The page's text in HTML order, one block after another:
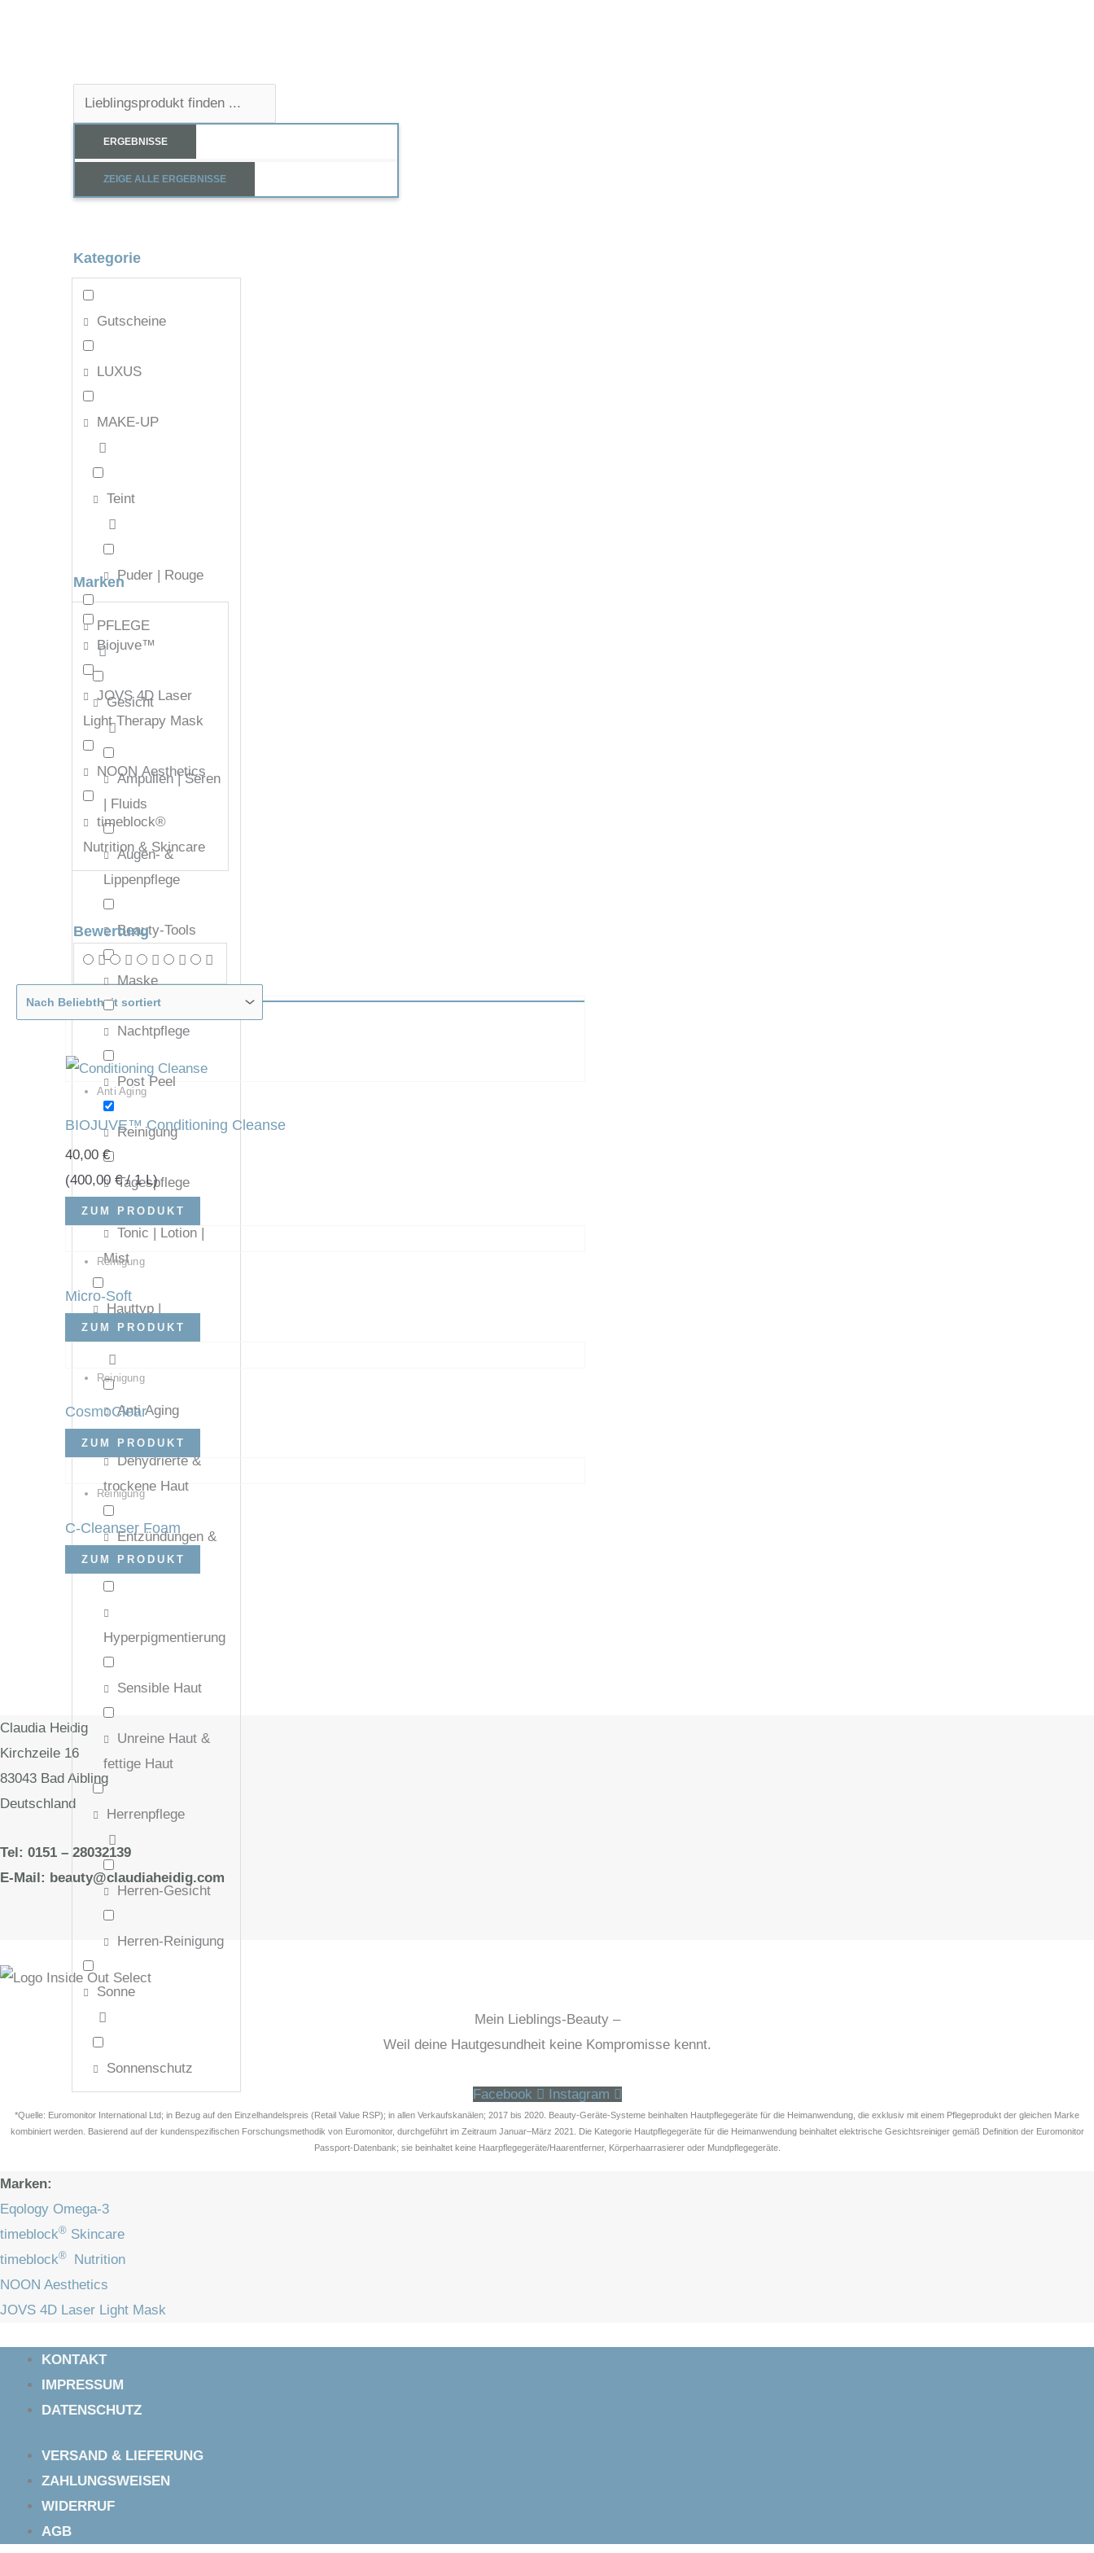
ERGEBNISSE
ZEIGE ALLE ERGEBNISSE
Kategorie
Gutscheine
LUXUS
MAKE-UP
Teint
Puder | Rouge
PFLEGE
Gesicht
Ampullen | Seren
| Fluids
Augen- &
Lippenpflege
Beauty-Tools
Maske
Nachtpflege
Post Peel
Reinigung
Tagespflege
Tonic | Lotion |
Mist
Hauttyp |
Hautproblem
Anti Aging
Dehydrierte &
trockene Haut
Entzündungen &
Rosazea
Hyperpigmentierung
Sensible Haut
Unreine Haut &
fettige Haut
Herrenpflege
Herren-Gesicht
Herren-Reinigung
Sonne
Sonnenschutz
Marken
Biojuve™
JOVS 4D Laser
Light Therapy Mask
NOON Aesthetics
timeblock®
Nutrition & Skincare
Bewertung
Anti Aging
BIOJUVE™ Conditioning Cleanse
40,00 €
(400,00 €/ 1 L)
ZUM PRODUKT
Reinigung
Micro-Soft
ZUM PRODUKT
Reinigung
CosmoClear
ZUM PRODUKT
Reinigung
C-Cleanser Foam
ZUM PRODUKT
Claudia Heidig
Kirchzeile 16
83043 Bad Aibling
Deutschland
Tel: 0151 – 28032139
E-Mail: beauty@claudiaheidig.com
Mein Lieblings-Beauty –
Weil deine Hautgesundheit keine Kompromisse kennt.
Facebook Instagram
*Quelle: Euromonitor International Ltd; in Bezug auf den Einzelhandelspreis (Retail Value RSP); in allen Verkaufskanälen; 2017 bis 2020. Beauty-Geräte-Systeme beinhalten Hautpflegegeräte für die Heimanwendung, die exklusiv mit einem Pflegeprodukt der gleichen Marke
kombiniert werden. Basierend auf der kundenspezifischen Forschungsmethodik von Euromonitor, durchgeführt im Zeitraum Januar–März 2021. Die Kategorie Hautpflegegeräte für die Heimanwendung beinhaltet elektrische Gesichtsreiniger gemäß Definition der Euromonitor
Passport-Datenbank; sie beinhaltet keine Haarpflegegeräte/Haarentferner, Körperhaarrasierer oder Mundpflegegeräte.
Marken:
Eqology Omega-3
timeblock® Skincare
timeblock®
Nutrition
NOON Aesthetics
JOVS 4D Laser Light Mask
KONTAKT
IMPRESSUM
DATENSCHUTZ
VERSAND & LIEFERUNG
ZAHLUNGSWEISEN
WIDERRUF
AGB